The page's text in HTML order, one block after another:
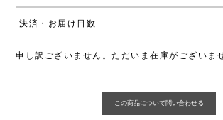
決済・お届け日数
申し訳ございません。ただいま在庫がございま